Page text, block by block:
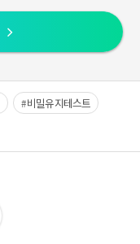
비밀유지테스트